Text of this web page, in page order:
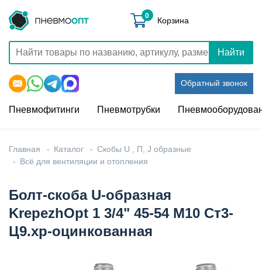
Найти
Обратный звонок
0 Корзина
Пневмофитинги Пневмотрубки
Главная Каталог
Скобы U , П, J образные
Всё для вентиляции и отопления
Болт-скоба U-образная
KrepezhOpt 1 3/4" 45-54 M10 Ст3-
Ц9.хр-оцинкованная